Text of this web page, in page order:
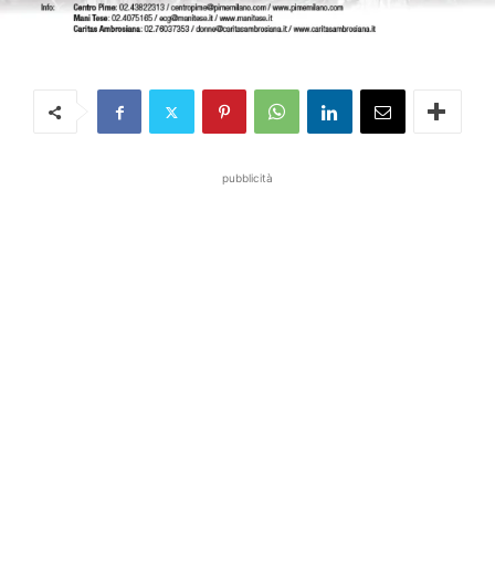
pubblicità